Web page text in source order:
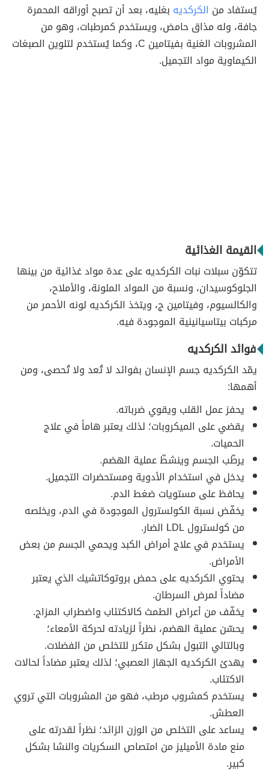
يُستفاد من الكركديه بغليه، بعد أن تصبح أوراقه المحمرة
جافة، وله مذاق حامض، ويستخدم كمرطبات، وهو من
المشروبات الغنية بفيتامين C، وكما يُستخدم لتلوين الصبغات
الكيماوية مواد التجميل.
القيمة الغذائية
تتكوّن سبلات نبات الكركديه على عدة مواد غذائية من بينها
الجلوكوسيدان، ونسبة من المواد الملونة، والأملاح،
والكالسيوم، وفيتامين ج، ويتخذ الكركديه لونه الأحمر من
مركبات بيتاسيانينية الموجودة فيه.
فوائد الكركديه
يمّد الكركديه جسم الإنسان بفوائد لا تُعد ولا تُحصى، ومن
أهمها:
يحفز عمل القلب ويقوي ضرباته.
يقضي على الميكروبات؛ لذلك يعتبر هاماً في علاج
الحميات.
يرطّب الجسم وينشطّ عملية الهضم.
يدخل في استخدام الأدوية ومستحضرات التجميل.
يحافظ على مستويات ضغط الدم.
يخفّض نسبة الكولسترول الموجودة في الدم، ويخلصه
من كولسترول LDL الضار.
يستخدم في علاج أمراض الكبد ويحمي الجسم من بعض
الأمراض.
يحتوي الكركديه على حمض بروتوكاتشيك الذي يعتبر
مضاداً لمرض السرطان.
يخفّف من أعراض الطمث كالاكتئاب واضطراب المزاج.
يحسّن عملية الهضم، نظراً لزيادته لحركة الأمعاء؛
وبالتالي التبول بشكل متكرر للتخلص من الفضلات.
يهدئ الكركديه الجهاز العصبي؛ لذلك يعتبر مضاداً لحالات
الاكتئاب.
يستخدم كمشروب مرطب، فهو من المشروبات التي تروي
العطش.
يساعد على التخلص من الوزن الزائد؛ نظراً لقدرته على
منع مادة الأميليز من امتصاص السكريات والنشا بشكل
كبير.